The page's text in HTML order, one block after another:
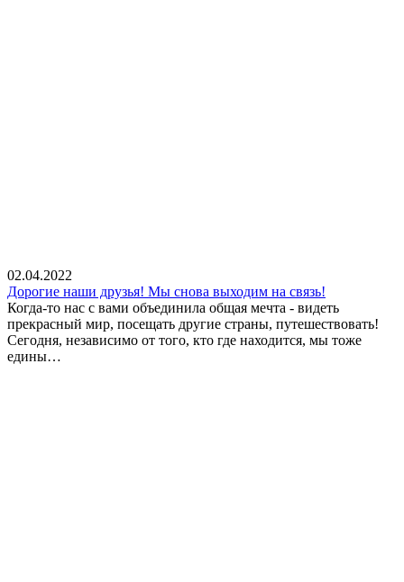
02.04.2022
Дорогие наши друзья! Мы снова выходим на связь!
Когда-то нас с вами объединила общая мечта - видеть
прекрасный мир, посещать другие страны, путешествовать!
Сегодня, независимо от того, кто где находится, мы тоже
едины…